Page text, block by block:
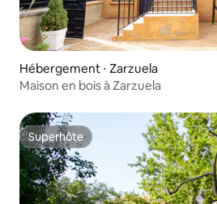
Hébergement ⋅ Zarzuela
Maison en bois à Zarzuela
Superhôte
Superhôte